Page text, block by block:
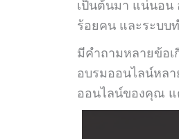
เป็นต้นมา แน่นอน
ร้อยคน และระบบ
มีคำถามหลายข้อ
อบรมออนไลน์หลา
ออนไลน์ของคุณ แ